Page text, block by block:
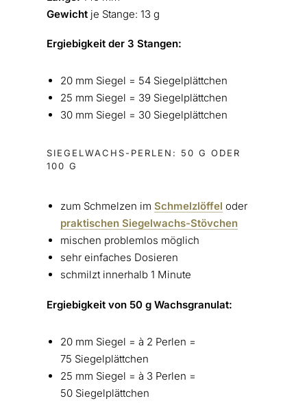
Gewichtje Stange: 13 g
Ergiebigkeit der 3 Stangen:
20 mm Siegel = 54 Siegelplättchen
25 mm Siegel = 39 Siegelplättchen
30 mm Siegel = 30 Siegelplättchen
SIEGELWACHS-PERLEN: 50 G ODER
100 G
zum Schmelzen im Schmelzlöffel oder
praktischen Siegelwachs-Stövchen
mischen problemlos möglich
sehr einfaches Dosieren
schmilzt innerhalb 1 Minute
Ergiebigkeit von 50 g Wachsgranulat:
20 mm Siegel = à 2 Perlen =
75 Siegelplättchen
25 mm Siegel = à 3 Perlen =
50 Siegelplättchen